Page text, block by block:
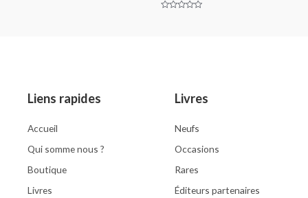
Liens rapides
Accueil
Qui somme nous ?
Boutique
Livres
Livres
Neufs
Occasions
Rares
Éditeurs partenaires